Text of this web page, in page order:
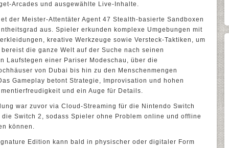
Arcades und ausgewählte Live-Inhalte.
der Meister-Attentäter Agent 47 Stealth-basierte Sandboxen
aus. Spieler erkunden komplexe Umgebungen mit
kreative Werkzeuge sowie Versteck-Taktiken, um
die ganze Welt auf der Suche nach seinen
Laufstegen einer Pariser Modeschau, über die
von Dubai bis hin zu den Menschenmengen
Gameplay betont Strategie, Improvisation und hohen
und ein Auge für Details.
war zuvor via Cloud-Streaming für die Nintendo Switch
Switch 2, sodass Spieler ohne Problem online und offline
können.
Edition kann bald in physischer oder digitaler Form